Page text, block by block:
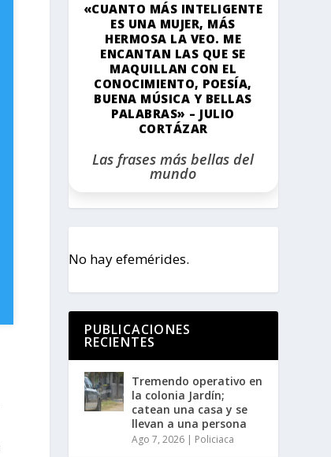
«CUANTO MÁS INTELIGENTE
ES UNA MUJER, MÁS
HERMOSA LA VEO. ME
ENCANTAN LAS QUE SE
MAQUILLAN CON EL
CONOCIMIENTO, POESÍA,
BUENA MÚSICA Y BELLAS
PALABRAS» – JULIO
CORTÁZAR
Las frases más bellas del
mundo
No hay efemérides.
PUBLICACIONES
RECIENTES
Tremendo operativo en
la colonia Jardín;
catean una casa y se
llevan a una persona
Ago 7, 2026| Policiaca